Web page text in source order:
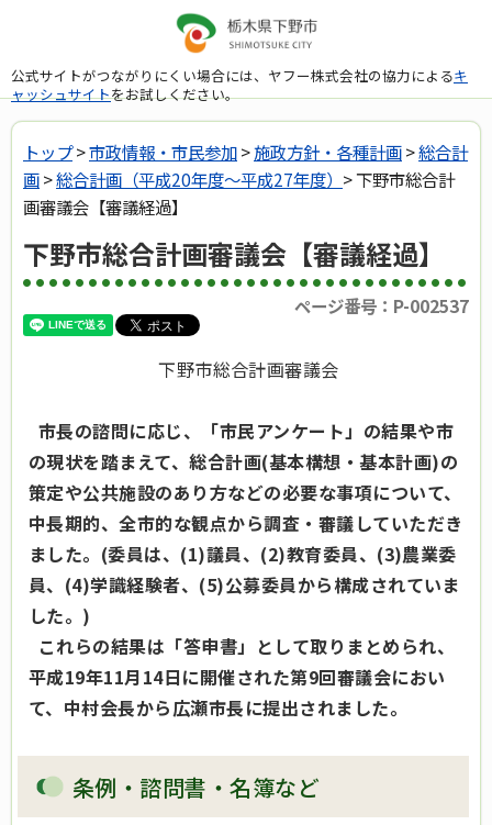
公式サイトがつながりにくい場合には、ヤフー株式会社の協力によるキ
ャッシュサイトをお試しください。
トップ>市政情報・市民参加>施政方針・各種計画>総合計
画>総合計画（平成20年度～平成27年度） > 下野市総合計
画審議会【審議経過】
下野市総合計画審議会【審議経過】
ページ番号：P-002537
下野市総合計画審議会
市長の諮問に応じ、「市民アンケート」の結果や市
の現状を踏まえて、総合計画(基本構想・基本計画)の
策定や公共施設のあり方などの必要な事項について、
中長期的、全市的な観点から調査・審議していただき
ました。(委員は、(1)議員、(2)教育委員、(3)農業委
員、(4)学識経験者、(5)公募委員から構成されていま
した。)
これらの結果は「答申書」として取りまとめられ、
平成19年11月14日に開催された第9回審議会におい
て、中村会長から広瀬市長に提出されました。
条例・諮問書・名簿など